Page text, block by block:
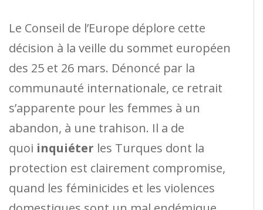
Le Conseil de l’Europe déplore cette
décision à la veille du sommet européen
des 25 et 26 mars. Dénoncé par la
communauté internationale, ce retrait
s’apparente pour les femmes à un
abandon, à une trahison. Il a de
quoi inquiéter les Turques dont la
protection est clairement compromise,
quand les féminicides et les violences